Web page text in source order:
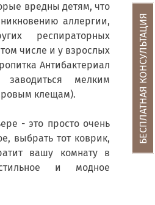
вредны детям, что
аллергии,
респираторных
числе и у взрослых
Антибактериал
заводиться мелким
клещам).
- это просто очень
выбрать тот коврик,
вашу комнату в
и модное
БЕСПЛАТНАЯ КОНСУЛЬТАЦИЯ